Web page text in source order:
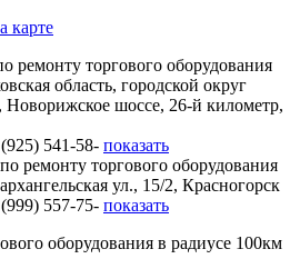
карте
ремонту торгового оборудования
область, городской округ
Новорижское шоссе, 26-й километр,
541-58- показать
ремонту торгового оборудования
ул., 15/2, Красногорск
557-75- показать
оборудования в радиусе 100км